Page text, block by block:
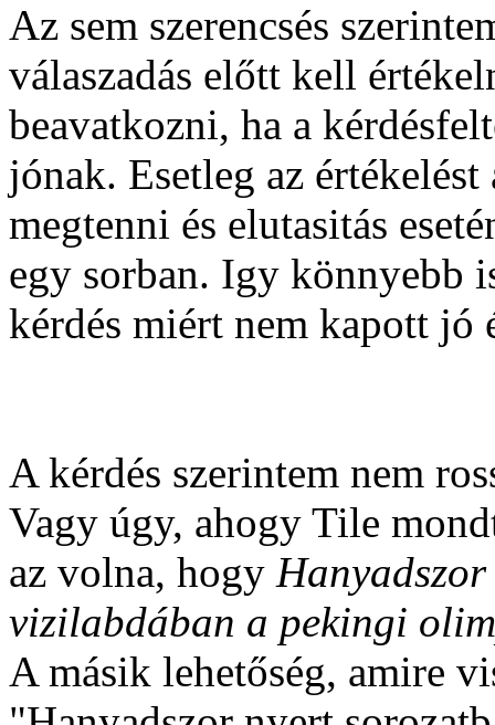
Az sem szerencsés
válaszadás előtt kell
beavatkozni, ha a
jónak. Esetleg az
megtenni és elutasitás
egy sorban. Igy könnyebb
kérdés miért nem kapott jó
A kérdés szerintem nem
Vagy úgy, ahogy Tile
az volna, hogy
vizilabdában a pekingi
A másik lehetőség, amire